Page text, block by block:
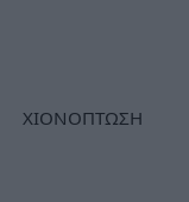
ΧΙΟΝΟΠΤΩΣΗ